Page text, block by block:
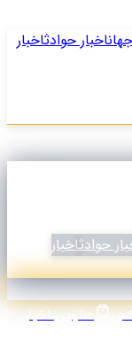
اخبار حوادثاخبار
حوادثاخبار
عناوین اخبار